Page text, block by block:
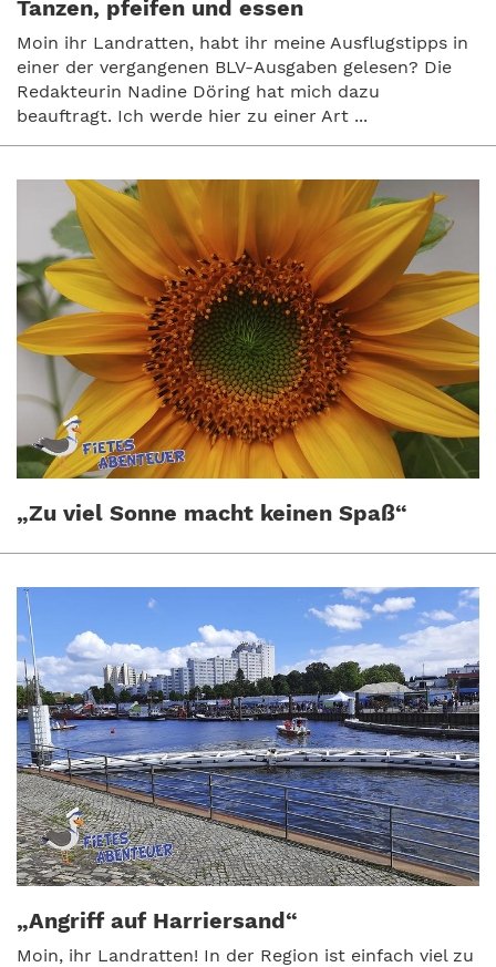
Tanzen, pfeifen und essen
Moin ihr Landratten, habt ihr meine Ausflugstipps in
einer der vergangenen BLV-Ausgaben gelesen? Die
Redakteurin Nadine Döring hat mich dazu
beauftragt. Ich werde hier zu einer Art ...
„Zu viel Sonne macht keinen Spaß“
„Angriff auf Harriersand“
Moin, ihr Landratten! In der Region ist einfach viel zu